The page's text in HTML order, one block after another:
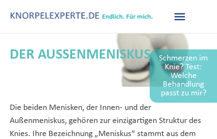
DER AUSSENMENISKUS
Schmerzen im
Knie? Test:
Welche
Behandlung
passt zu mir?
Die beiden Menisken, der Innen- und der
Außenmeniskus, gehören zur einzigartigen Struktur des
Knies. Ihre Bezeichnung „Meniskus“ stammt aus dem